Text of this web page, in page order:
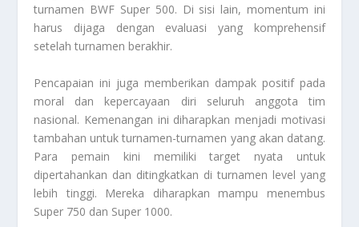
turnamen BWF Super 500. Di sisi lain, momentum ini
harus dijaga dengan evaluasi yang komprehensif
setelah turnamen berakhir.
Pencapaian ini juga memberikan dampak positif pada
moral dan kepercayaan diri seluruh anggota tim
nasional. Kemenangan ini diharapkan menjadi motivasi
tambahan untuk turnamen-turnamen yang akan datang.
Para pemain kini memiliki target nyata untuk
dipertahankan dan ditingkatkan di turnamen level yang
lebih tinggi. Mereka diharapkan mampu menembus
Super 750 dan Super 1000.